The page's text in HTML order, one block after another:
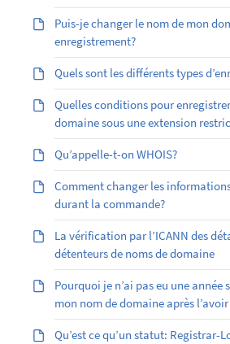
Puis-je changer le nom de mon
enregistrement?
Quels sont les différents types
Quelles conditions pour
domaine sous une extension
Qu’appelle-t-on WHOIS?
Comment changer les
durant la commande?
La vérification par l’ICANN des
détenteurs de noms de domaine
Pourquoi je n’ai pas eu une
mon nom de domaine après
Qu’est ce qu’un statut: Registrar-